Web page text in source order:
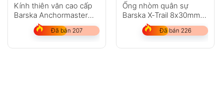
Kính thiên văn cao cấp
Barska Anchormaster
6x30mm
Đã bán 207
Ống nhòm quân sự
Barska X-Trail 8x30mm
(vỏ kim loại )
Đã bán 226